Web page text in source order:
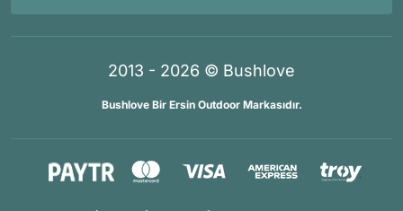
2013 - 2026 © Bushlove
Bushlove Bir Ersin Outdoor Markasıdır.